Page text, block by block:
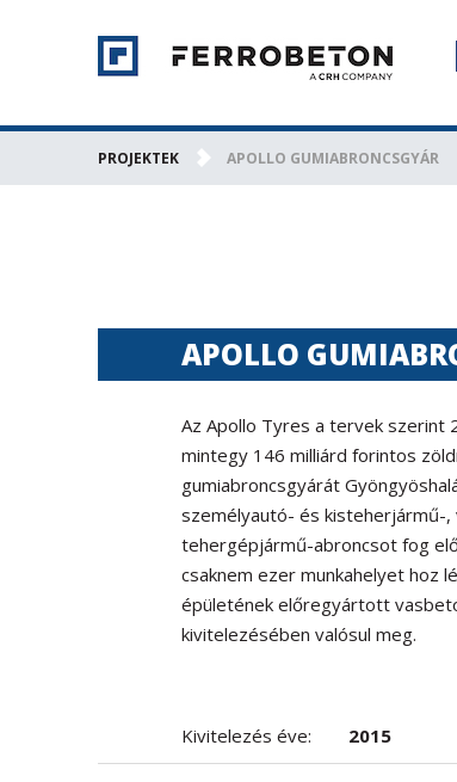
PROJEKTEK APOLLO GUMIABRONCSGYÁR
APOLLO
Az Apollo Tyres a tervek szerint
mintegy 146 milliárd forintos
gumiabroncsgyárát
személyautó- és kisteherjármű-
tehergépjármű-abroncsot fog
csaknem ezer munkahelyet hoz
épületének előregyártott
kivitelezésében valósul meg.
Kivitelezés éve: 2015